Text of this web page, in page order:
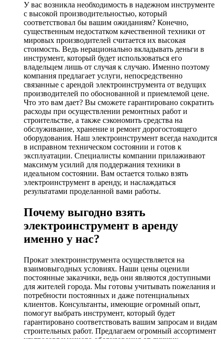
У вас возникла необходимость в надежном инструменте
с высокой производительностью, который
соответствовал бы вашим ожиданиям? Конечно,
существенным недостатком качественной техники от
мировых производителей считается их высокая
стоимость. Ведь нерационально вкладывать деньги в
инструмент, который будет использоваться его
владельцем лишь от случая к случаю. Именно поэтому
компания предлагает услуги, непосредственно
связанные с арендой электроинструмента от ведущих
производителей по обоснованной и приемлемой цене.
Что это вам дает? Вы сможете гарантировано сократить
расходы при осуществлении ремонтных работ и
строительстве, а также сэкономить средства на
обслуживание, хранение и ремонт дорогостоящего
оборудования. Наш электроинструмент всегда находится
в исправном техническом состоянии и готов к
эксплуатации. Специалисты компании прилаживают
максимум усилий для поддержания техники в
идеальном состоянии. Вам остается только взять
электроинструмент в аренду, и наслаждаться
результатами проделанной вами работы.
Почему выгодно взять
электроинструмент в аренду
именно у нас?
Прокат электроинструмента осуществляется на
взаимовыгодных условиях. Наши цены оценили
постоянные заказчики, ведь они являются доступными
для жителей города. Мы готовы учитывать пожелания и
потребности постоянных и даже потенциальных
клиентов. Консультанты, имеющие огромный опыт,
помогут выбрать инструмент, который будет
гарантировано соответствовать вашим запросам и видам
строительных работ. Предлагаем огромный ассортимент